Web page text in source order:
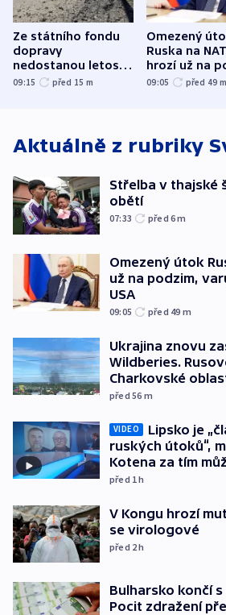
Ze státního fondu
dopravy
nedostanou letos
kraje na silnice ani
09:15 před 15 m
Omezený
Ruska na
hrozí už na
varují tajné
09:05 před 49 m
Aktuálně z rubriky
Střelba v thajské
obětí
07:33 před 6m
Omezený útok
už na podzim,
USA
09:05 před 49 m
Ukrajina znovu
Wildberies.
Charkovské
před 56 m
VIDEO
Lipsko je
ruských útoků“,
Kotena za tím
před 1h
V Kongu hrozí
se virologové
před 2h
Bulharsko končí
Pocit zdražení